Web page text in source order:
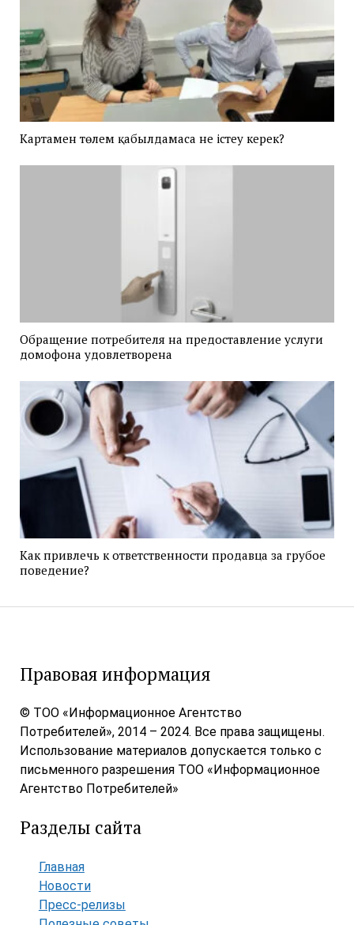
Картамен төлем қабылдамаса не істеу керек?
Обращение потребителя на предоставление услуги
домофона удовлетворена
Как привлечь к ответственности продавца за грубое
поведение?
Правовая информация
© ТОО «Информационное Агентство
Потребителей», 2014 – 2024. Все права защищены.
Использование материалов допускается только с
письменного разрешения ТОО «Информационное
Агентство Потребителей»
Разделы сайта
Главная
Новости
Пресс-релизы